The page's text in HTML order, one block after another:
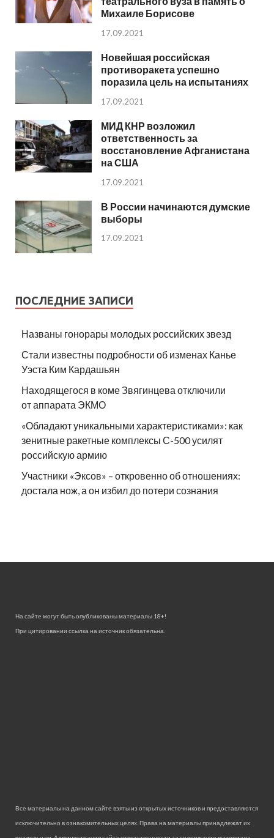
Михаиле Борисове
17.09.2021
Новейшая российская
противоракета успешно
поразила цель на испытаниях
17.09.2021
МИД КНР возложил
ответственность за
восстановление Афганистана
на США
17.09.2021
В России начинаются думские
выборы
17.09.2021
ПОСЛЕДНИЕ ЗАПИСИ
Названы гонорары молодых российских звезд
Стали известны подробности об изменах Канье
Уэста Ким Кардашьян
Находящегося в коме Звягинцева отключили
от аппарата ЭКМО
«Обладают уникальными характеристиками»: как
зенитные ракетные комплексы С-500 усилят
российскую армию
Участники «Эксов» – откровенно об отношениях:
достала нож, а он избил до потери сознания
На сайте могут быть опубликованы материалы 18+!
При цитировании ссылка на источник обязательна.
Все материалы на данном сайте взяты из открытых источников и предоставляются
исключительно в ознакомительных целях. Права на материалы принадлежат их